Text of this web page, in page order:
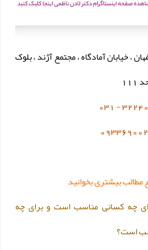
، خیابان آمادگاه ، مجتمع آژند ، بلوک
مطالب بیشتری بخوانید
چه کسانی مناسب است و برای چه
است؟